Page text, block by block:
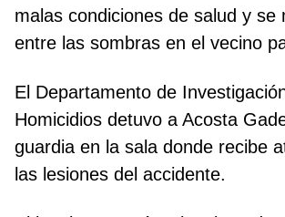
malas condiciones de salud y se
entre las sombras en el vecino
El Departamento de
Homicidios detuvo a Acosta
guardia en la sala donde recibe
las lesiones del accidente.